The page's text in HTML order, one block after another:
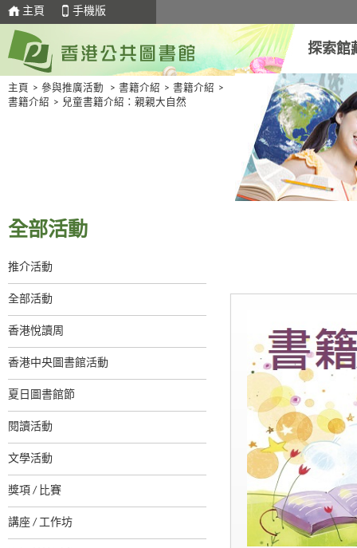
主頁 手機版
探索館
主頁 > 參與推廣活動 > 書籍介紹 > 書籍介紹 >
書籍介紹 > 兒童書籍介紹：親親大自然
全部活動
推介活動
全部活動
香港悅讀周
香港中央圖書館活動
夏日圖書館節
閱讀活動
文學活動
獎項 / 比賽
講座 / 工作坊